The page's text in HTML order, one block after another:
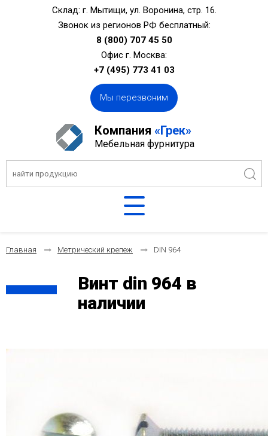
Склад: г. Мытищи, ул. Воронина, стр. 16.
Звонок из регионов РФ бесплатный:
8 (800) 707 45 50
Офис г. Москва:
+7 (495) 773 41 03
Мы перезвоним
Компания «Грек»
Мебельная фурнитура
Главная Метрический крепеж DIN 964
Винт din 964 в
наличии